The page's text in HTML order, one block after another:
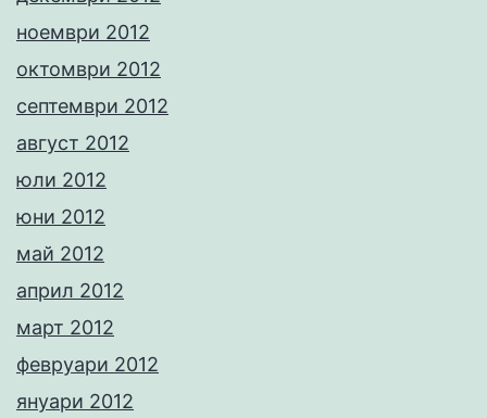
ноември 2012
октомври 2012
септември 2012
август 2012
юли 2012
юни 2012
май 2012
април 2012
март 2012
февруари 2012
януари 2012